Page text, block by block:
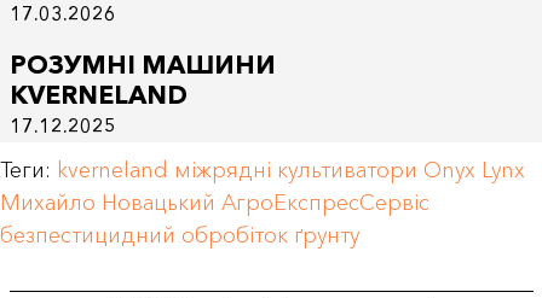
17.03.2026
РОЗУМНІ МАШИНИ
KVERNELAND
17.12.2025
Теги: kverneland міжрядні культиватори Onyx Lynx
Михайло Новацький АгроЕкспресСервіс
безпестицидний обробіток ґрунту